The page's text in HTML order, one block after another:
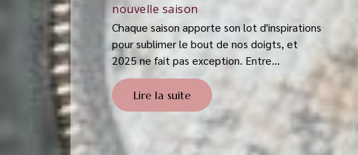
nouvelle saison
Chaque saison apporte son lot d'inspirations
pour sublimer le bout de nos doigts, et
2025 ne fait pas exception. Entre...
Lire la suite